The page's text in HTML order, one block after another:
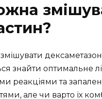
дексаметазон
знайти оптимальне
реакціями та
але чи варто їх